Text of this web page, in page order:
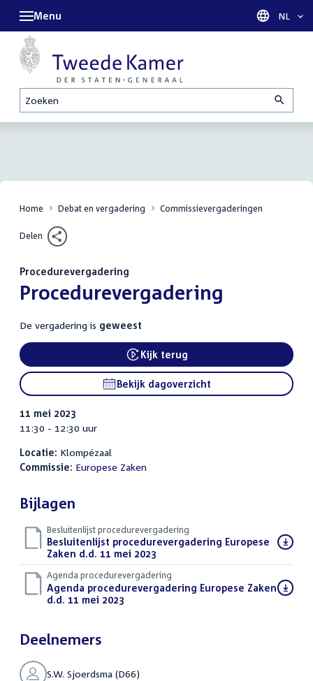
Zoeken
Menu Taal
NL
Home Debat en vergadering Commissievergaderingen
Delen
Procedurevergadering
:Procedurevergadering
De vergadering is geweest
Kijk terug
Bekijk dagoverzicht
11 mei 2023
11:30 - 12:30 uur
Locatie: Klompézaal
Commissie: Europese Zaken
Bijlagen
Besluitenlijst procedurevergadering
Download
bestand:
Besluitenlijst procedurevergadering Europese
Zaken d.d. 11 mei 2023
Agenda procedurevergadering
Download
bestand:
Agenda procedurevergadering Europese Zaken
d.d. 11 mei 2023
Deelnemers
S.W. Sjoerdsma (D66)